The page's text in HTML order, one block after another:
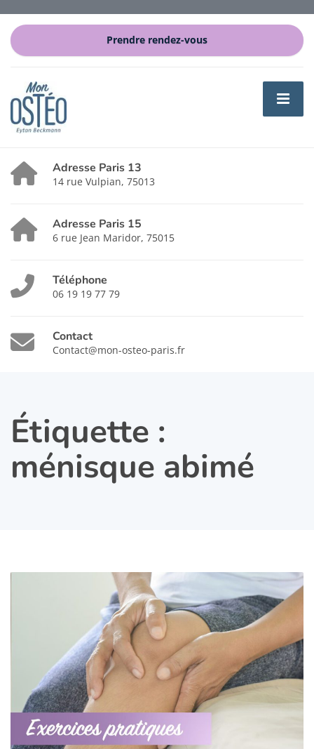
Prendre rendez-vous
Adresse Paris 13
14 rue Vulpian, 75013
Adresse Paris 15
6 rue Jean Maridor, 75015
Téléphone
06 19 19 77 79
Contact
Contact@mon-osteo-paris.fr
Étiquette :
ménisque abimé